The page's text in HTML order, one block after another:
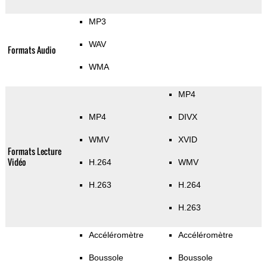
Formats Audio
MP3
WAV
WMA
Formats Lecture
Vidéo
MP4
WMV
H.264
H.263
MP4
DIVX
XVID
WMV
H.264
H.263
Accéléromètre
Boussole
Accéléromètre
Boussole